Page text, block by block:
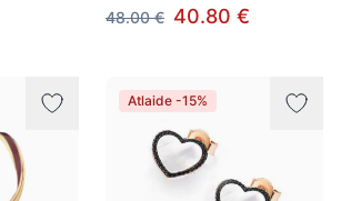
48.00 € 40.80 €
Atlaide -15%